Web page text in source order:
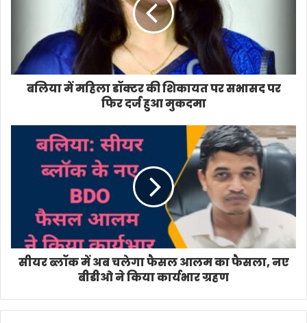
बलिया में महिला डॉक्टर की शिकायत पर सभासद पर
फिर दर्ज हुआ मुकदमा
सीयर ब्लॉक में अब चलेगा फैसल आलम का फैसला, नए
बीडीओ ने किया कार्यभार ग्रहण